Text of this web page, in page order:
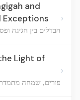
and
Exceptions
הבדלים בין חגיגה
›
Light of
פורים, שמחה
›